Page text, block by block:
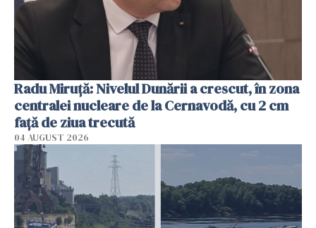
Radu Miruţă: Nivelul Dunării a crescut, în zona
centralei nucleare de la Cernavodă, cu 2 cm
faţă de ziua trecută
04 AUGUST 2026